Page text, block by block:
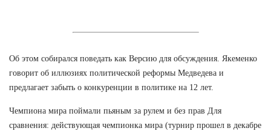
Об этом собирался поведать как Версию для обсуждения. Якеменко
говорит об иллюзиях политической реформы Медведева и
предлагает забыть о конкуренции в политике на 12 лет.
Чемпиона мира поймали пьяным за рулем и без прав Для
сравнения: действующая чемпионка мира (турнир прошел в декабре